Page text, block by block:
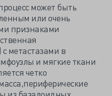
может быть
или очень
признаками
метастазами в
и мягкие ткани
четко
из базалоидных